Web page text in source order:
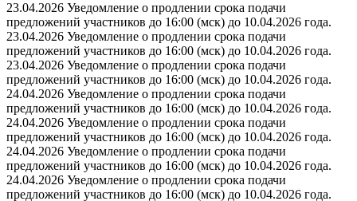
23.04.2026 Уведомление о продлении срока подачи
предложений участников до 16:00 (мск) до 10.04.2026 года.
23.04.2026 Уведомление о продлении срока подачи
предложений участников до 16:00 (мск) до 10.04.2026 года.
23.04.2026 Уведомление о продлении срока подачи
предложений участников до 16:00 (мск) до 10.04.2026 года.
24.04.2026 Уведомление о продлении срока подачи
предложений участников до 16:00 (мск) до 10.04.2026 года.
24.04.2026 Уведомление о продлении срока подачи
предложений участников до 16:00 (мск) до 10.04.2026 года.
24.04.2026 Уведомление о продлении срока подачи
предложений участников до 16:00 (мск) до 10.04.2026 года.
24.04.2026 Уведомление о продлении срока подачи
предложений участников до 16:00 (мск) до 10.04.2026 года.